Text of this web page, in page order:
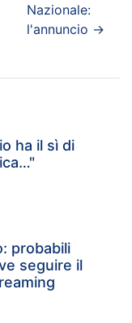
Nazionale:
l'annuncio →
ha il sì di
probabili
seguire il